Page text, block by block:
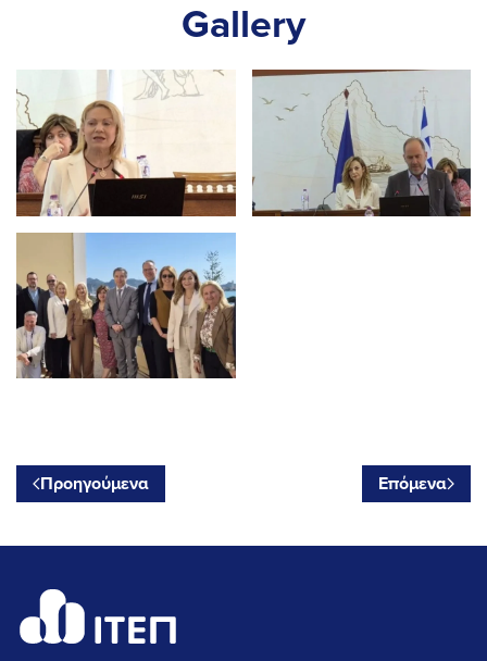
Gallery
Προηγούμενα Επόμενα